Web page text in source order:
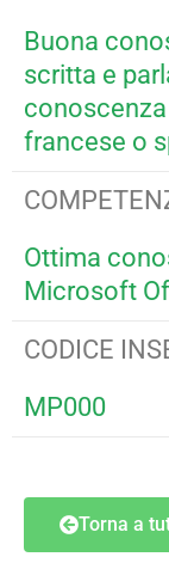
Buona
scritta e
francese o
Ottima
Microsoft
CODICE
MP000
Torna a